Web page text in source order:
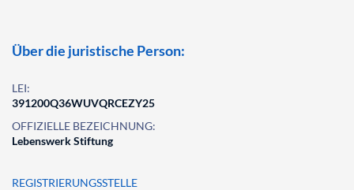
Über die juristische Person:
LEI:
391200Q36WUVQRCEZY25
OFFIZIELLE BEZEICHNUNG:
Lebenswerk Stiftung
REGISTRIERUNGSSTELLE